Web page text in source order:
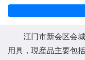
江门市新会区会
用具，現産品主要包